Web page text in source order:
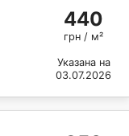
440
грн / м²
Указана на
03.07.2026